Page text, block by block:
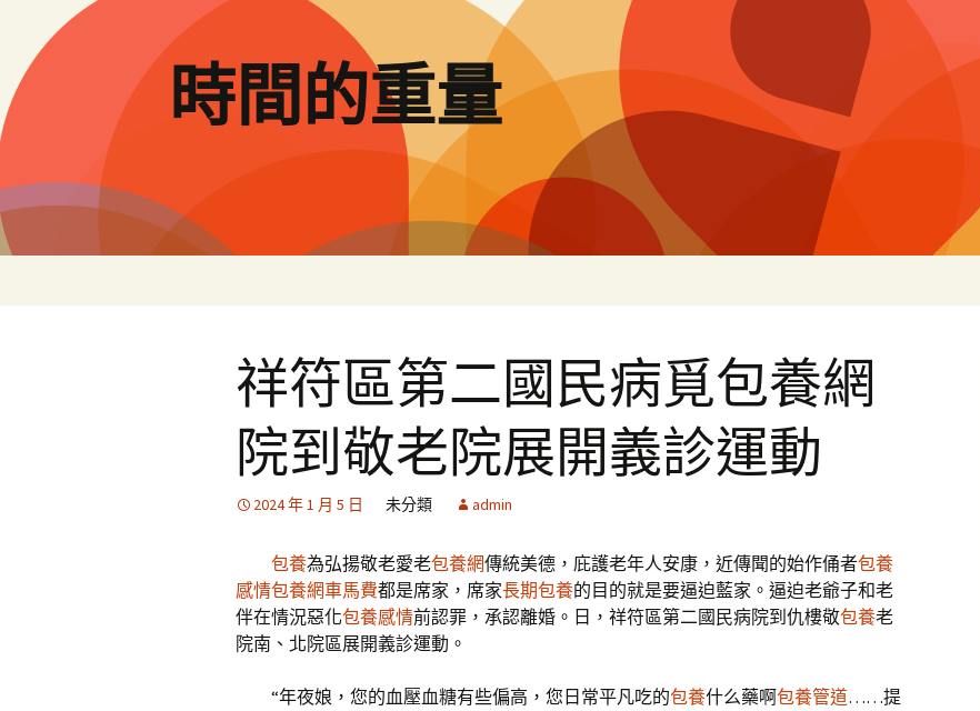
要
內
容
時間的重量
祥符區第二國民病覓包養網
院到敬老院展開義診運動
2024 年 1 月 5 日 未分類 admin
包養為弘揚敬老愛老包養網傳統美德，庇護老年人安康，近傳聞的始作俑者包養
感情包養網車馬費都是席家，席家長期包養的目的就是要逼迫藍家。逼迫老爺子和老
伴在情況惡化包養感情前認罪，承認離婚。日，祥符區第二國民病院到仇樓敬包養老
院南、北院區展開義診運動。
“年夜娘，您的血壓血糖有些偏高，您日常平凡吃的包養什么藥啊包養管道……提